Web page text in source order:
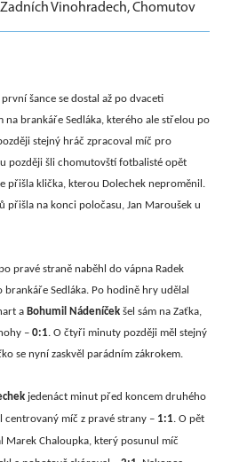
Vinohradech, Chomutov
šance se dostal až po dvaceti
na brankáře Sedláka, kterého ale střelou po
stejný hráč zpracoval míč pro
později šli chomutovští fotbalisté opět
přišla klička, kterou Dolechek neproměnil.
přišla na konci poločasu, Jan Maroušek u
pravé straně naběhl do vápna Radek
brankáře Sedláka. Po hodině hry udělal
a Bohumil Nádeníček šel sám na Zaťka,
– 0:1. O čtyři minuty později měl stejný
se nyní zaskvěl parádním zákrokem.
jedenáct minut před koncem druhého
míč z pravé strany – 1:1. O pět
Marek Chaloupka, který posunul míč